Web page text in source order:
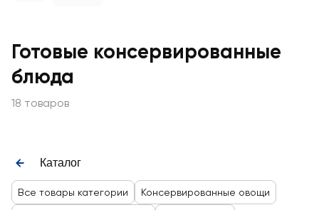
Готовые консервированные
блюда
18 товаров
Каталог
Все товары категории Конcервированные овощи